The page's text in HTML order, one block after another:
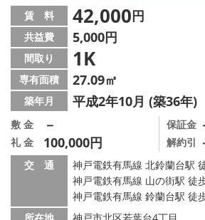
会社概要
メールでお問い合わせ
賃 料 42,000円
共益費 5,000円
間取り 1K
専有面積 27.09㎡
築年月 平成2年10月 (築36年)
敷 金 －
礼 金 100,000円
保証金
解約引
交 通
神戸電鉄有馬線 北鈴蘭台駅
神戸電鉄有馬線 山の街駅 徒
神戸電鉄有馬線 鈴蘭台駅 徒